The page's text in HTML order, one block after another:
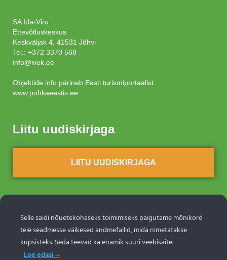
SA Ida-Viru
Ettevõtluskeskus
Keskväljak 4, 41531 Jõhvi
Tel.: +372 3370 568
info@ivek.ee
Objektide info pärineb Eesti turismiportaalist
www.puhkaeestis.ee
Liitu uudiskirjaga
LIITU UUDISKIRJAGA
Selle saidi nõuetekohaseks toimimiseks paigutame mõnikord
teie seadmesse väikesed andmefailid, mida nimetatakse
küpsisteks. Seda teevad ka enamik suuri veebisaite.
Loe edasi